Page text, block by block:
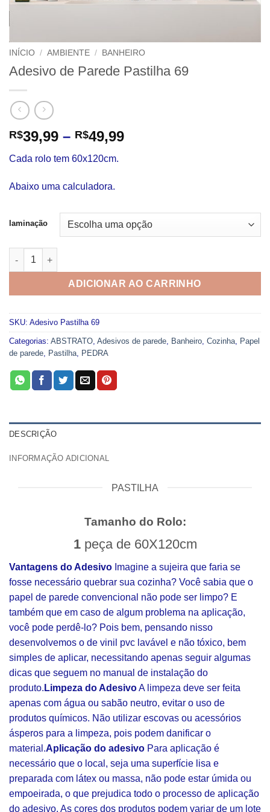
INÍCIO / AMBIENTE / BANHEIRO
Adesivo de Parede Pastilha 69
R$39,99 – R$49,99Faixa
R$49,99
Cada rolo tem 60x120cm.
Abaixo uma calculadora.
laminação
Adesivo de Parede Pastilha 69 quantidade
ADICIONAR AO CARRINHO
SKU: Adesivo Pastilha 69
Categorias: ABSTRATO Adesivos de parede Banheiro Cozinha
Papel
de parede
Pastilha PEDRA
DESCRIÇÃO
INFORMAÇÃO ADICIONAL
PASTILHA
Tamanho do Rolo:
1 peça de 60X120cm
Vantagens do Adesivo Imagine a sujeira que faria se
fosse necessário quebrar sua cozinha? Você sabia que o
papel de parede convencional não pode ser limpo? E
também que em caso de algum problema na aplicação,
você pode perdê-lo? Pois bem, pensando nisso
desenvolvemos o de vinil pvc lavável e não tóxico, bem
simples de aplicar, necessitando apenas seguir algumas
dicas que seguem no manual de instalação do
produto. Limpeza do AdesivoA limpeza deve ser feita
apenas com água ou sabão neutro, evitar o uso de
produtos químicos. Não utilizar escovas ou acessórios
ásperos para a limpeza, pois podem danificar o
material.Aplicação do adesivo Para aplicação é
necessário que o local, seja uma superfície lisa e
preparada com látex ou massa, não pode estar úmida ou
empoeirada, o que prejudica todo o processo de aplicação
do adesivo. As cores dos produtos podem variar de um lote